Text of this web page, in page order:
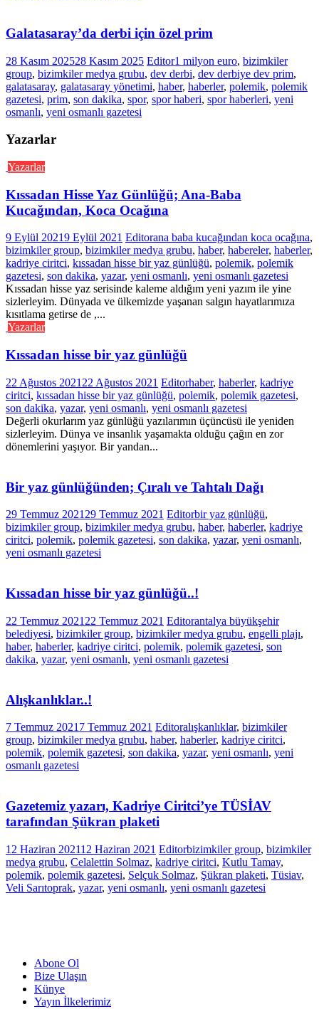
Galatasaray’da derbi için özel prim
28 Kasım 202528 Kasım 2025 Editor1 milyon euro, bizimkiler
group, bizimkiler medya grubu, dev derbi, dev derbiye dev prim,
galatasaray, galatasaray yönetimi, haber, haberler, polemik, polemik
gazetesi, prim, son dakika, spor, spor haberi, spor haberleri, yeni
osmanlı, yeni osmanlı gazetesi
Yazarlar
Yazarlar
Kıssadan Hisse Yaz Günlüğü; Ana-Baba
Kucağından, Koca Ocağına
9 Eylül 20219 Eylül 2021 Editorana baba kucağından koca ocağına,
bizimkiler group, bizimkiler medya grubu, haber, habereler, haberler,
kadriye ciritci, kıssadan hisse bir yaz günlüğü, polemik, polemik
gazetesi, son dakika, yazar, yeni osmanlı, yeni osmanlı gazetesi
Kıssadan hisse yaz serisinde kaleme aldığım yeni yazım ile yine
sizlerleyim. Dünyada ve ülkemizde yaşanan salgın hayatlarımıza
kısıtlama getirse de ,...
Yazarlar
Kıssadan hisse bir yaz günlüğü
22 Ağustos 2021 22 Ağustos 2021 Editorhaber, haberler, kadriye
ciritci, kıssadan hisse bir yaz günlüğü, polemik, polemik gazetesi,
son dakika, yazar, yeni osmanlı, yeni osmanlı gazetesi
Değerli okurlarım yaz günlüğü yazılarımın üçüncüsü ile yeniden
sizlerleyim. Dünya ve insanlık yaşamakta olduğu çağın en zor
dönemlerini yaşıyor. Bir yandan...
Bir yaz günlüğünden; Çıralı ve Tahtalı Dağı
29 Temmuz 2021 29 Temmuz 2021 Editorbir yaz günlüğü,
bizimkiler group, bizimkiler medya grubu, haber, haberler, kadriye
ciritci, polemik, polemik gazetesi, son dakika, yazar, yeni osmanlı,
yeni osmanlı gazetesi
Kıssadan hisse bir yaz günlüğü..!
22 Temmuz 2021 22 Temmuz 2021 Editorantalya büyükşehir
belediyesi, bizimkiler group, bizimkiler medya grubu, engelli plajı,
haber, haberler, kadriye ciritci, polemik, polemik gazetesi, son
dakika, yazar, yeni osmanlı, yeni osmanlı gazetesi
Alışkanlıklar..!
7 Temmuz 2021 7 Temmuz 2021 Editoralışkanlıklar, bizimkiler
group, bizimkiler medya grubu, haber, haberler, kadriye ciritci,
polemik, polemik gazetesi, son dakika, yazar, yeni osmanlı, yeni
osmanlı gazetesi
Gazetemiz yazarı, Kadriye Ciritci’ye TÜSİAV
tarafından Şükran plaketi
12 Haziran 202112 Haziran 2021 Editorbizimkiler group, bizimkiler
medya grubu, Celalettin Solmaz, kadriye ciritci, Kutlu Tamay,
polemik, polemik gazetesi, Selçuk Solmaz, Şükran plaketi, Tüsiav,
Veli Sarıtoprak, yazar, yeni osmanlı, yeni osmanlı gazetesi
Abone Ol
Bize Ulaşın
Künye
Yayın İlkelerimiz